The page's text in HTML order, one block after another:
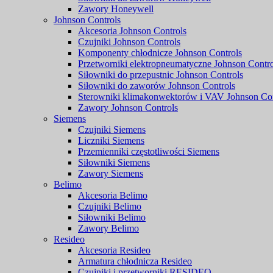
Zawory Honeywell
Johnson Controls
Akcesoria Johnson Controls
Czujniki Johnson Controls
Komponenty chłodnicze Johnson Controls
Przetworniki elektropneumatyczne Johnson
Siłowniki do przepustnic Johnson Controls
Siłowniki do zaworów Johnson Controls
Sterowniki klimakonwektorów i VAV Johnson
Zawory Johnson Controls
Siemens
Czujniki Siemens
Liczniki Siemens
Przemienniki częstotliwości Siemens
Siłowniki Siemens
Zawory Siemens
Belimo
Akcesoria Belimo
Czujniki Belimo
Siłowniki Belimo
Zawory Belimo
Resideo
Akcesoria Resideo
Armatura chłodnicza Resideo